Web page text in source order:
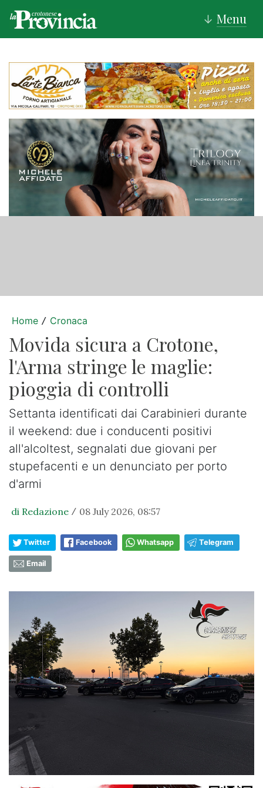
↓ Menu
Home / Cronaca
Movida sicura a Crotone,
l'Arma stringe le maglie:
pioggia di controlli
Settanta identificati dai Carabinieri durante
il weekend: due i conducenti positivi
all'alcoltest, segnalati due giovani per
stupefacenti e un denunciato per porto
d'armi
di Redazione / 08 July 2026, 08:57
Twitter Facebook Whatsapp Telegram
Email